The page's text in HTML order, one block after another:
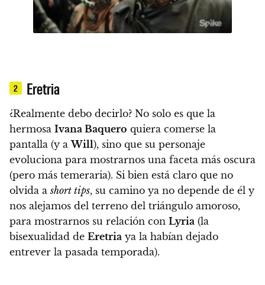
2 Eretria
¿Realmente debo decirlo? No solo es que la
hermosa Ivana Baquero quiera comerse la
pantalla (y aWill), sino que su personaje
evoluciona para mostrarnos una faceta más oscura
(pero más temeraria). Si bien está claro que no
olvida ashort tips, su camino ya no depende de él y
nos alejamos del terreno del triángulo amoroso,
para mostrarnos su relación con Lyria (la
bisexualidad de Eretria ya la habían dejado
entrever la pasada temporada).